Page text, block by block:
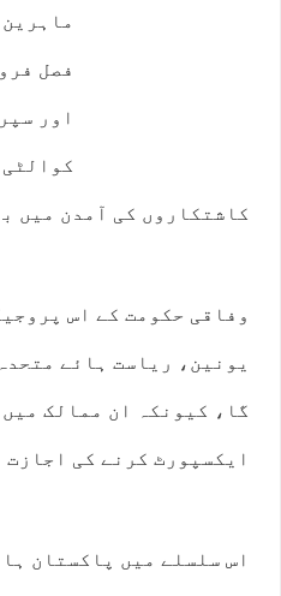
فصل
اور
کاشتکاروں کی آمدن میں
وفاقی حکومت کے اس
یونین، ریاست ہائے
گا، کیونکہ ان ممالک
ایکسپورٹ کرنے کی اجازت
اس سلسلے میں پاکستان